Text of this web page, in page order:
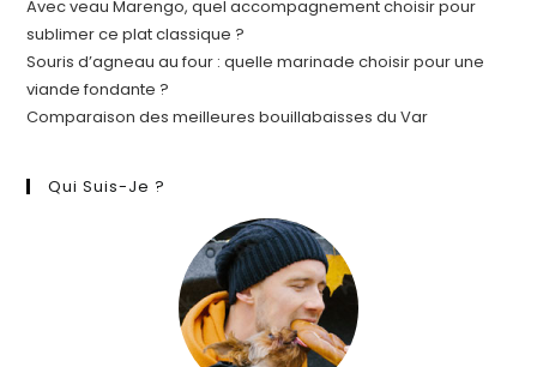
Avec veau Marengo, quel accompagnement choisir pour
sublimer ce plat classique ?
Souris d’agneau au four : quelle marinade choisir pour une
viande fondante ?
Comparaison des meilleures bouillabaisses du Var
Qui Suis-Je ?